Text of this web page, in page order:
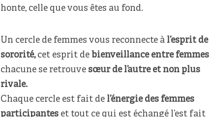
honte, celle que vous êtes au fond.
Un cercle de femmes vous reconnecte à l’esprit de
sororité,cet esprit de bienveillance entre femmes
chacune se retrouve sœur de l’autre et non plus
rivale.
Chaque cercle est fait de l’énergie des femmes
participantes et tout ce qui est échangé l’est fait